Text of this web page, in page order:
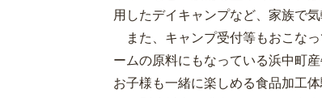
用したデイキャンプなど、家族で
また、キャンプ受付等もおこなっ
ームの原料にもなっている浜中町
お子様も一緒に楽しめる食品加工